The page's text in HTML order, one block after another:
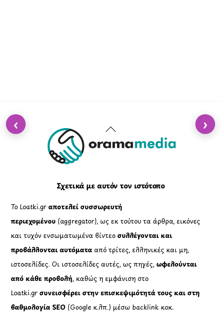
Back
To
Σχετικά με αυτόν τον ιστότοπο
Το Loatki.grαποτελεί συσσωρευτή
περιεχομένου (aggregator), ως εκ τούτου τα άρθρα, εικόνες
και τυχόν ενσωματωμένα βίντεοσυλλέγονται και
προβάλλονται αυτόματααπό τρίτες, ελληνικές και μη,
ιστοσελίδες. Οι ιστοσελίδες αυτές, ως πηγές,ωφελούνται
από κάθε προβολή, καθώς η εμφάνιση στο
Loatki.gr συνεισφέρει στην επισκεψιμότητά τους και στη
βαθμολογία SEO (Google κ.λπ.) μέσω backlink κοκ.
‹ ›